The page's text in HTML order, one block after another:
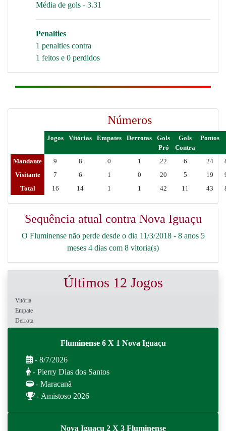
Média de gols - 3.31
Penalties
1 penalties contra
1 feitos e 0 perdidos
Números
Jogos Vitórias Empates Derrotas
Gols
Pró
Gols
Contra
Pontos
Mandante 9 8 0 1 22 6 24
Visitante
7 6 1 0 20 5 19
Total
16 14 1 1 42 11 43
Sequência atual contra Nova Iguaçu
O Fluminense não perde desde o dia 11/3/2018 - 8 anos 5
meses 4 dias com 8 vitoria(s)
Últimos 12 Jogos
Vitória
Empate
Derrota
Fluminense 6 X 1 Nova Iguaçu
- 8/7/2026
- Pierry Dias dos Santos
- Maracanã
- Amistoso 2026
Nova Iguaçu 2 X 3 Fluminense